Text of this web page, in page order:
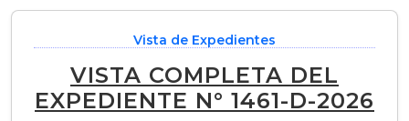
Vista de Expedientes
VISTA COMPLETA DEL
EXPEDIENTE N° 1461-D-2026